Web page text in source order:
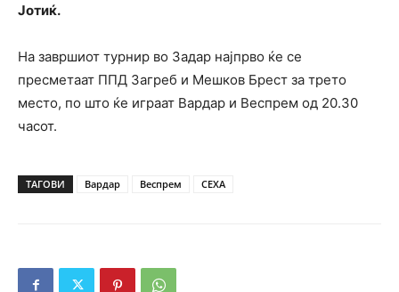
Јотиќ.
На завршиот турнир во Задар најпрво ќе се
пресметаат ППД Загреб и Мешков Брест за трето
место, по што ќе играат Вардар и Веспрем од 20.30
часот.
ТАГОВИ Вардар Веспрем СЕХА